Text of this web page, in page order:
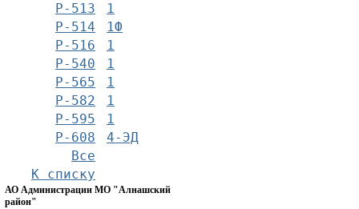
Р-513
1
Р-514
1Ф
Р-516
1
Р-540
1
Р-565
1
Р-582
1
Р-595
1
Р-608
4-ЭД
Все
К списку
АО Администрации МО "Алнашский
район"